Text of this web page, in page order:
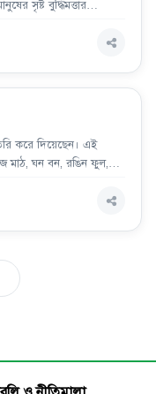
সৃষ্ট বুদ্ধিমত্তার
প্রজাতি : হোমোটেকনো
করে দিয়েছেন। এই
মাঠ, ঘন বন, রঙিন ফুল,